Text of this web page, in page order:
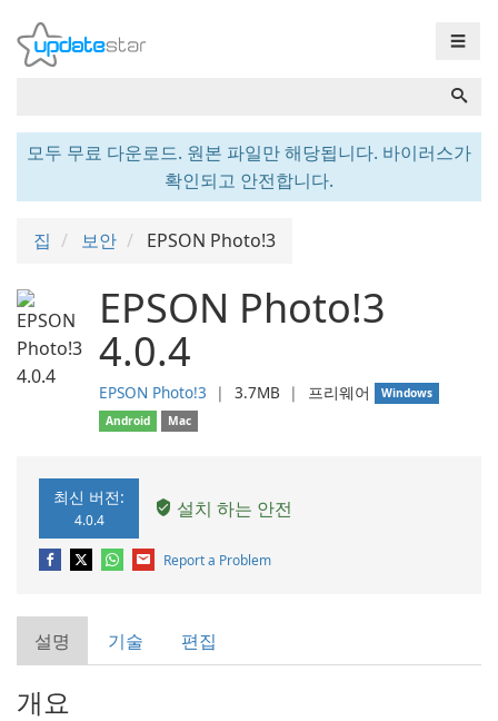
☰
모두 무료 다운로드. 원본 파일만 해당됩니다. 바이러스가
확인되고 안전합니다.
집 보안 EPSON Photo!3
EPSON Photo!3
4.0.4
EPSON Photo!3 ❘ 3.7MB ❘ 프리웨어
Windows
Android
Mac
최신 버전:
4.0.4 설치 하는 안전
Report a Problem
설명 기술 편집
개요